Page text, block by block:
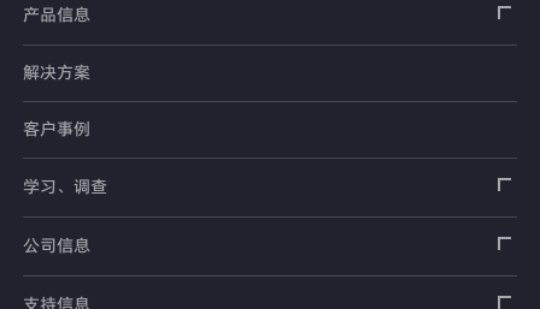
产品信息
应变片
传感器
载荷传感器
加速度传感器
压力传感器
土木用传感器
载荷传感器
土压计
汽车用传感器
安全带拉力传感器
测量器
解决方案
客户事例
学习、调查
应变片
传感器
公司信息
销售网络
支持信息